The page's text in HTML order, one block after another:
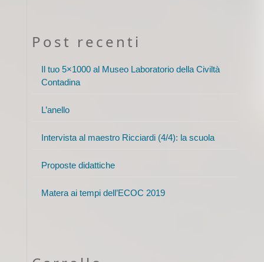
Post recenti
Il tuo 5×1000 al Museo Laboratorio della Civiltà
Contadina
L’anello
Intervista al maestro Ricciardi (4/4): la scuola
Proposte didattiche
Matera ai tempi dell’ECOC 2019